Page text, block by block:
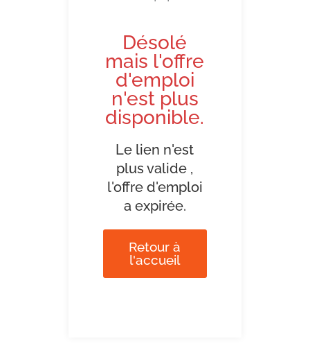
Désolé
mais l'offre
d'emploi
n'est plus
disponible.
Le lien n'est
plus valide ,
l'offre d'emploi
a expirée.
Retour à
l'accueil